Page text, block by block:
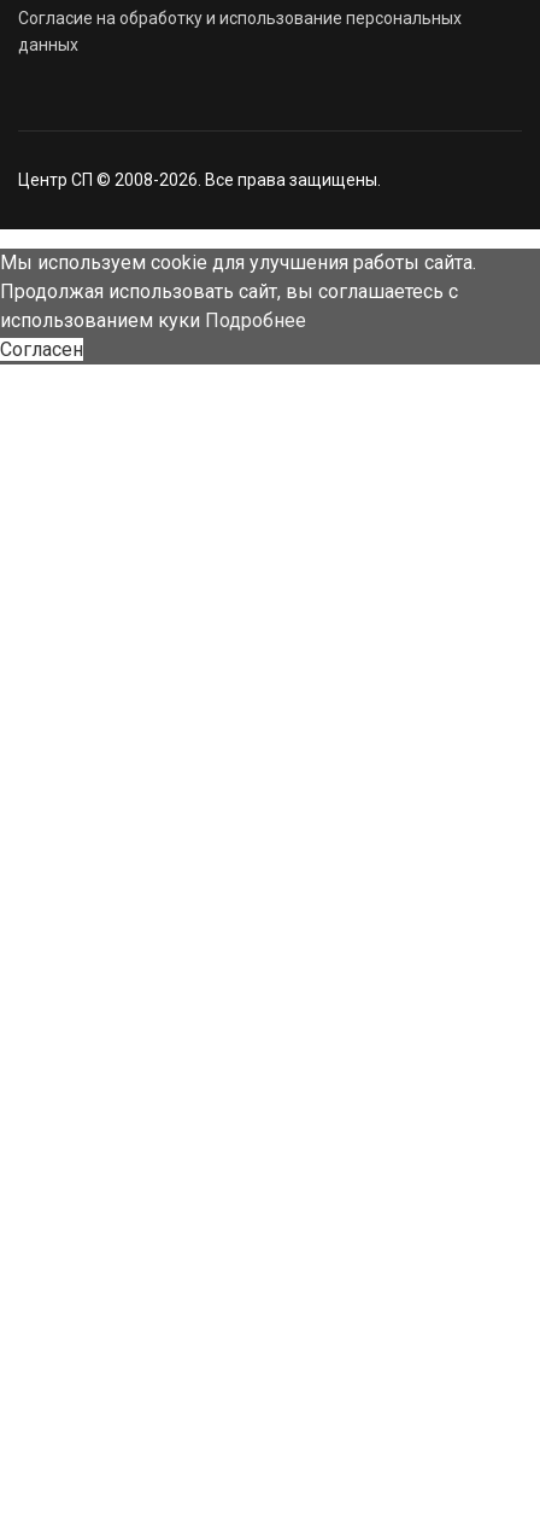
Согласие на обработку и использование персональных
данных
Центр СП © 2008-2026. Все права защищены.
Мы используем cookie для улучшения работы сайта.
Продолжая использовать сайт, вы соглашаетесь с
использованием куки Подробнее
Согласен